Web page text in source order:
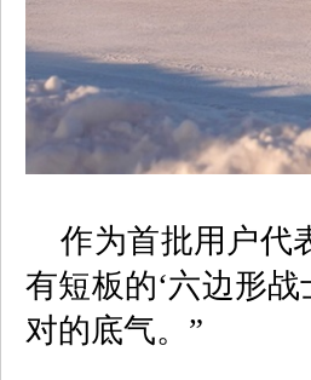
作为首批用户代
有短板的‘六边形
对的底气。”